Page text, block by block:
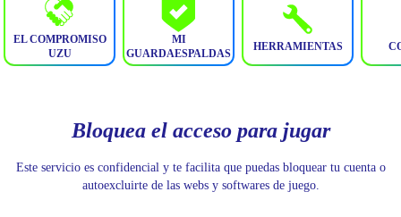
EL COMPROMISO
UZU
MI
GUARDAESPALDAS
HERRAMIENTAS
Bloquea el acceso para jugar
Este servicio es confidencial y te facilita que puedas bloquear tu cuenta o
autoexcluirte de las webs y softwares de juego.